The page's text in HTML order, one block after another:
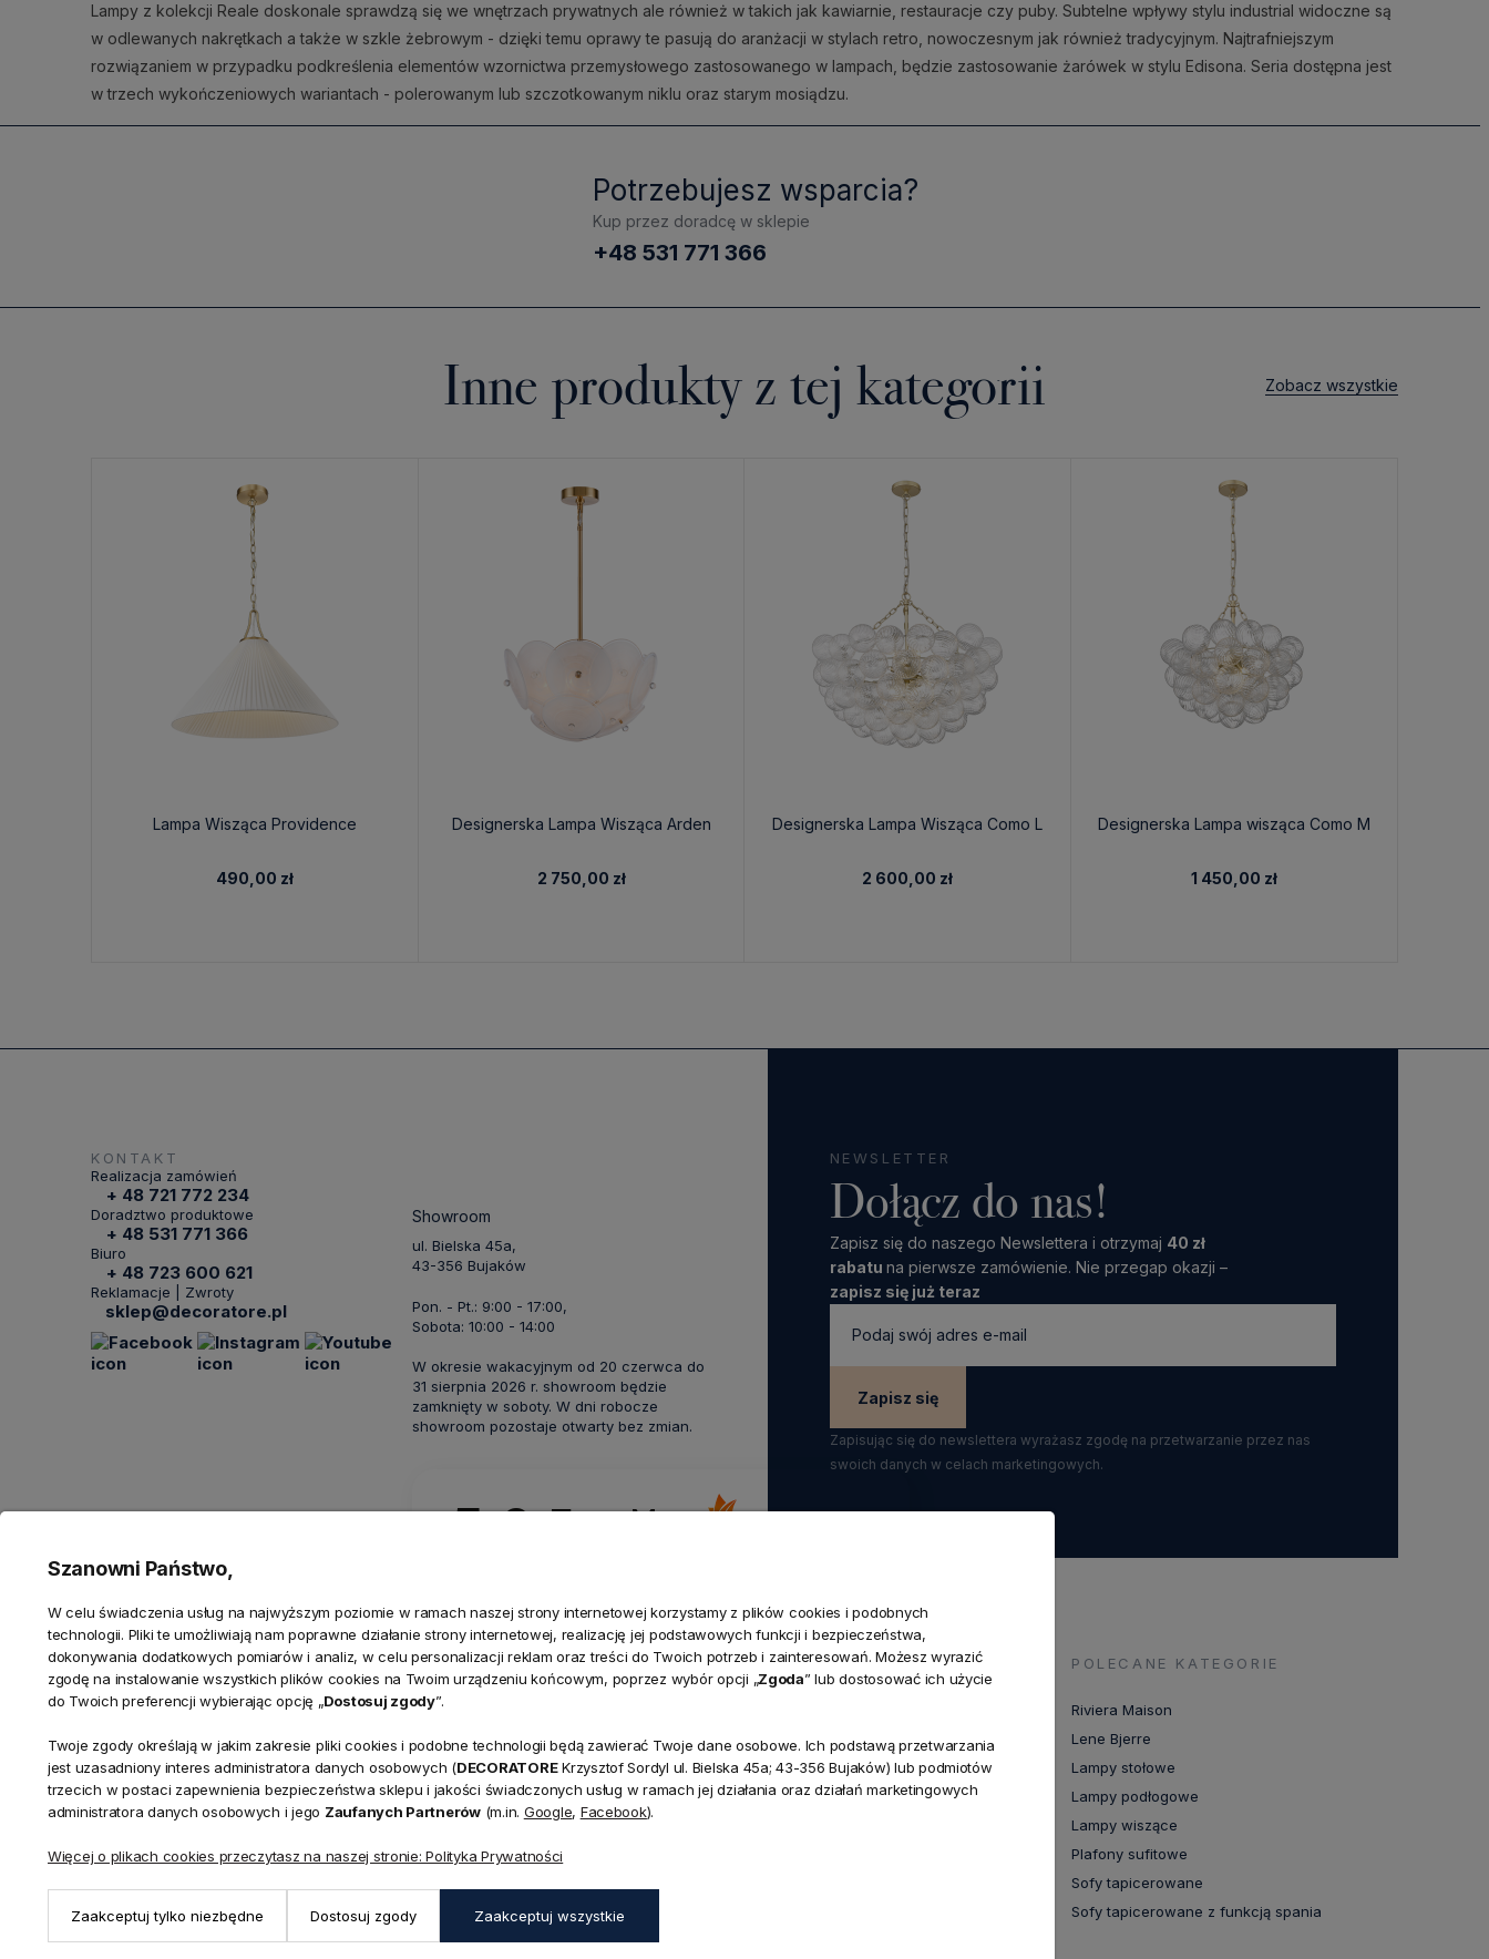
Lampy z kolekcji Reale doskonale sprawdzą się we wnętrzach prywatnych ale również w takich jak kawiarnie, restauracje czy puby. Subtelne wpływy stylu industrial widoczne są
w odlewanych nakrętkach a także w szkle żebrowym - dzięki temu oprawy te pasują do aranżacji w stylach retro, nowoczesnym jak również tradycyjnym. Najtrafniejszym
rozwiązaniem w przypadku podkreślenia elementów wzornictwa przemysłowego zastosowanego w lampach, będzie zastosowanie żarówek w stylu Edisona. Seria dostępna jest
w trzech wykończeniowych wariantach - polerowanym lub szczotkowanym niklu oraz starym mosiądzu.
Potrzebujesz wsparcia?
Kup przez doradcę w sklepie
+48 531 771 366
Inne produkty z tej kategorii Zobacz wszystkie
Lampa Wisząca Providence
490,00 zł
Designerska Lampa Wisząca Arden
2 750,00 zł
Designerska Lampa Wisząca Como L
2 600,00 zł
Designerska Lampa wisząca Como M
1 450,00 zł
NEWSLETTER
Dołącz do nas!
Zapisz się do naszego Newslettera i otrzymaj 40 zł
rabatu na pierwsze zamówienie. Nie przegap okazji –
zapisz się już teraz
Zapisz się
Zapisując się do newslettera wyrażasz zgodę na przetwarzanie przez nas
swoich danych w celach marketingowych.
KONTAKT
Realizacja zamówień
+ 48 721 772 234
Doradztwo produktowe
+ 48 531 771 366
Biuro
+ 48 723 600 621
Reklamacje | Zwroty
sklep@decoratore.pl
Showroom
ul. Bielska 45a,
43-356 Bujaków
Pon. - Pt.: 9:00 - 17:00,
Sobota: 10:00 - 14:00
W okresie wakacyjnym od 20 czerwca do
31 sierpnia 2026 r. showroom będzie
zamknięty w soboty. W dni robocze
showroom pozostaje otwarty bez zmian.
5.0
INFORMACJE
O nas
Firmy B2B
Kontakt
STREFA KLIENTA
Zaloguj się
Zarejestruj się
Ustawienia konta
Twoje zamówienia
Outlet
Polityka Prywatności
Ustawienia plików cookies
POMOCNE LINKI
Sposoby płatności
Koszty dostawy
Odbiór Przesyłki
POLECANE KATEGORIE
Riviera Maison
Lene Bjerre
Lampy stołowe
Lampy podłogowe
Lampy wiszące
Plafony sufitowe
Sofy tapicerowane
Sofy tapicerowane z funkcją spania
Szanowni Państwo,
W celu świadczenia usług na najwyższym poziomie w ramach naszej strony internetowej korzystamy z plików cookies i podobnych
technologii. Pliki te umożliwiają nam poprawne działanie strony internetowej, realizację jej podstawowych funkcji i bezpieczeństwa,
dokonywania dodatkowych pomiarów i analiz, w celu personalizacji reklam oraz treści do Twoich potrzeb i zainteresowań. Możesz wyrazić
zgodę na instalowanie wszystkich plików cookies na Twoim urządzeniu końcowym, poprzez wybór opcji „Zgoda” lub dostosować ich użycie
do Twoich preferencji wybierając opcję „Dostosuj zgody”.
Twoje zgody określają w jakim zakresie pliki cookies i podobne technologii będą zawierać Twoje dane osobowe. Ich podstawą przetwarzania
jest uzasadniony interes administratora danych osobowych (DECORATOREKrzysztof Sordyl ul. Bielska 45a; 43-356 Bujaków) lub podmiotów
trzecich w postaci zapewnienia bezpieczeństwa sklepu i jakości świadczonych usług w ramach jej działania oraz działań marketingowych
administratora danych osobowych i jego Zaufanych Partnerów(m.in. Google, Facebook).
Więcej o plikach cookies przeczytasz na naszej stronie: Polityka Prywatności
Zaakceptuj tylko niezbędne Dostosuj zgody Zaakceptuj wszystkie